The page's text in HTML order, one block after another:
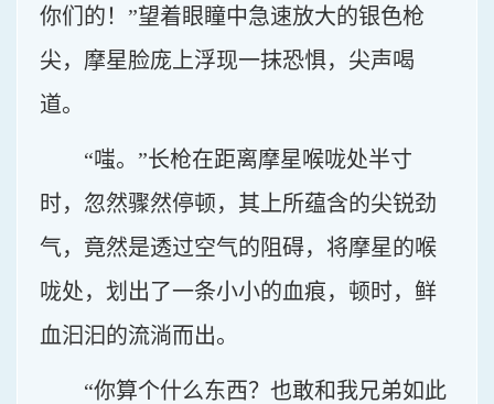
你们的！”望着眼瞳中急速放大的银色枪
尖，摩星脸庞上浮现一抹恐惧，尖声喝
道。
“嗤。”长枪在距离摩星喉咙处半寸
时，忽然骤然停顿，其上所蕴含的尖锐劲
气，竟然是透过空气的阻碍，将摩星的喉
咙处，划出了一条小小的血痕，顿时，鲜
血汩汩的流淌而出。
“你算个什么东西？也敢和我兄弟如此